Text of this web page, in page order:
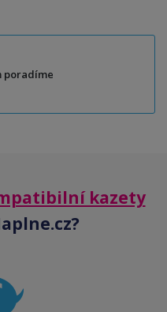
poradíme
kazety